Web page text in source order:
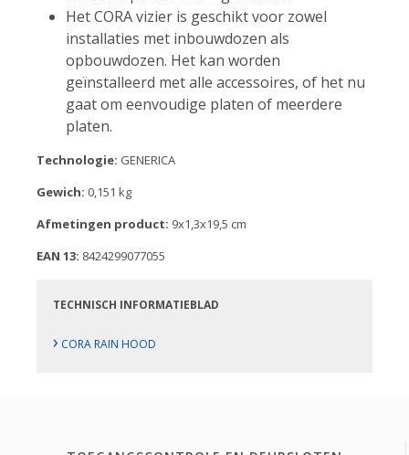
Het CORA vizier is geschikt voor zowel
installaties met inbouwdozen als
opbouwdozen. Het kan worden
geïnstalleerd met alle accessoires, of het nu
gaat om eenvoudige platen of meerdere
platen.
Technologie: GENERICA
Gewich: 0,151 kg
Afmetingen product: 9x1,3x19,5 cm
EAN 13: 8424299077055
TECHNISCH INFORMATIEBLAD
› CORA RAIN HOOD